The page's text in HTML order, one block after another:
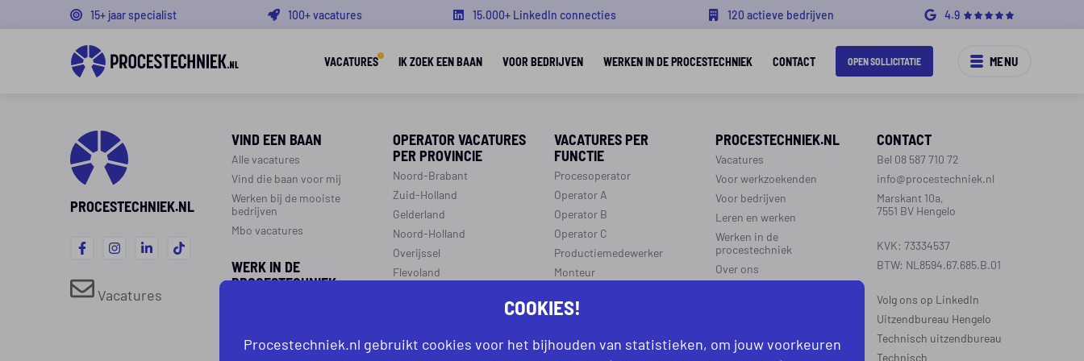
15+ jaar specialist 100+ vacatures 15.000+ LinkedIn connecties 120 actieve bedrijven 4.9
VACATURES IK ZOEK EEN BAAN VOOR BEDRIJVEN WERKEN IN DE PROCESTECHNIEK CONTACT OPEN SOLLICITATIE MENU
PROCESTECHNIEK.NL
Vacatures
VIND EEN BAAN
Alle vacatures
Vind die baan voor mij
Werken bij de mooiste
bedrijven
Mbo vacatures
WERK IN DE
PROCESTECHNIEK
Werken als procesoperator
OPERATOR VACATURES
PER PROVINCIE
Noord-Brabant
Zuid-Holland
Gelderland
Noord-Holland
Overijssel
Flevoland
Groningen
VACATURES PER
FUNCTIE
Procesoperator
Operator A
Operator B
Operator C
Productiemedewerker
Monteur
Aanmelden leren en werken
PROCESTECHNIEK.NL
Vacatures
Voor werkzoekenden
Voor bedrijven
Leren en werken
Werken in de
procestechniek
Over ons
REGIO’S WERKZAAM
CONTACT
Bel 08 587 710 72
info@procestechniek.nl
Marskant 10a,
7551 BV Hengelo
KVK: 73334537
BTW: NL8594.67.685.B.01
Volg ons op LinkedIn
Uitzendbureau Hengelo
Technisch uitzendbureau
Technisch
COOKIES!
Procestechniek.nl gebruikt cookies voor het bijhouden van statistieken, om jouw voorkeuren